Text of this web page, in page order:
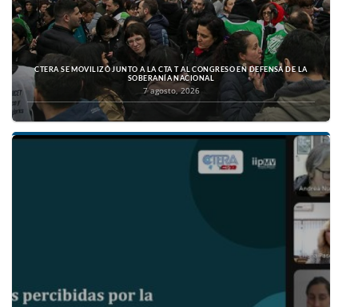
CTERA SE MOVILIZÓ JUNTO A LA CTA T AL CONGRESO EN DEFENSA DE LA
SOBERANÍA NACIONAL
7 agosto, 2026